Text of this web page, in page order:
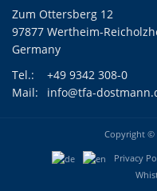
Zum Ottersberg 12
97877 Wertheim-
Germany
Tel.:
+49 9342 308-0
Mail:
info@tfa-
Copyright ©
Privacy